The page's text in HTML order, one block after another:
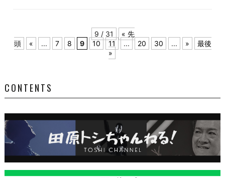
9 / 31
« 先
頭
« ... 7 8 9 10 11 ... 20 30 ... »
最後
»
CONTENTS